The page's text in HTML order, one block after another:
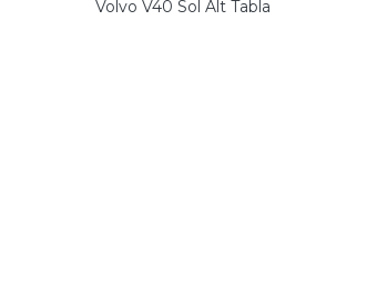
Volvo V40 Sol Alt Tabla